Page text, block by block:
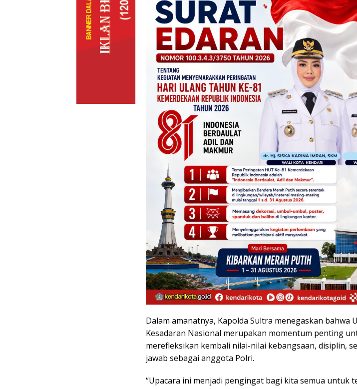
Dalam amanatnya, Kapolda Sultra menegaskan bahwa
Kesadaran Nasional merupakan momentum penting
merefleksikan kembali nilai-nilai kebangsaan, disiplin,
jawab sebagai anggota Polri.
“Upacara ini menjadi pengingat bagi kita semua untuk